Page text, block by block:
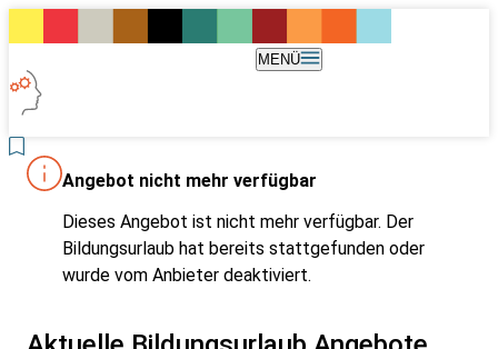
MENÜ
Angebot nicht mehr verfügbar
Dieses Angebot ist nicht mehr verfügbar. Der
Bildungsurlaub hat bereits stattgefunden oder
wurde vom Anbieter deaktiviert.